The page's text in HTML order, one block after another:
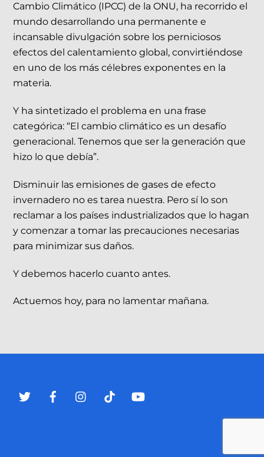
Cambio Climático (IPCC) de la ONU, ha recorrido el
mundo desarrollando una permanente e
incansable divulgación sobre los perniciosos
efectos del calentamiento global, convirtiéndose
en uno de los más célebres exponentes en la
materia.
Y ha sintetizado el problema en una frase
categórica: “El cambio climático es un desafío
generacional. Tenemos que ser la generación que
hizo lo que debía”.
Disminuir las emisiones de gases de efecto
invernadero no es tarea nuestra. Pero sí lo son
reclamar a los países industrializados que lo hagan
y comenzar a tomar las precauciones necesarias
para minimizar sus daños.
Y debemos hacerlo cuanto antes.
Actuemos hoy, para no lamentar mañana.